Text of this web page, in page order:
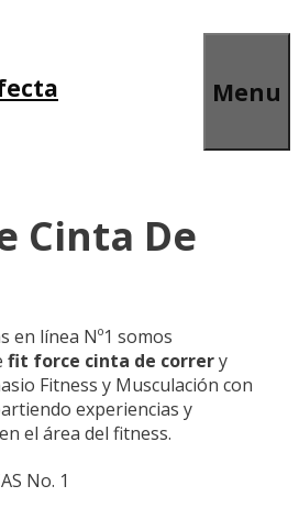
Menu
Cinta De
en línea Nº1 somos
fit force cinta de correry
Fitness y Musculación con
experiencias y
el área del fitness.
No. 1